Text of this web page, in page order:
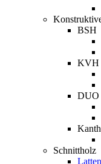
BSH
KVH
DUO
Schnittholz
Latten